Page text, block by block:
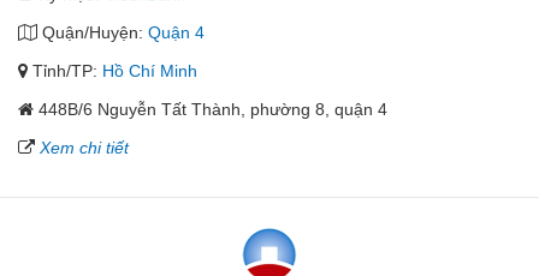
Quận/Huyện: Quận 4
Tỉnh/TP: Hồ Chí Minh
448B/6 Nguyễn Tất Thành, phường 8, quận 4
Xem chi tiết